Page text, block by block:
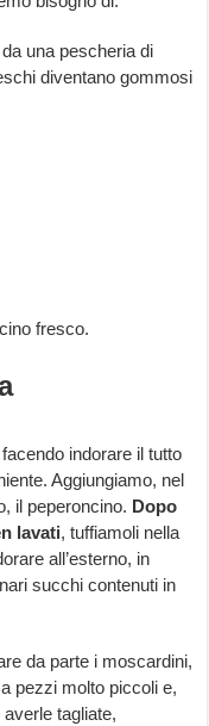
una pescheria di
diventano gommosi
fresco.
indorare il tutto
Aggiungiamo, nel
il peperoncino. Dopo
lavati, tuffiamoli nella
all’esterno, in
succhi contenuti in
da parte i moscardini,
pezzi molto piccoli e,
tagliate,